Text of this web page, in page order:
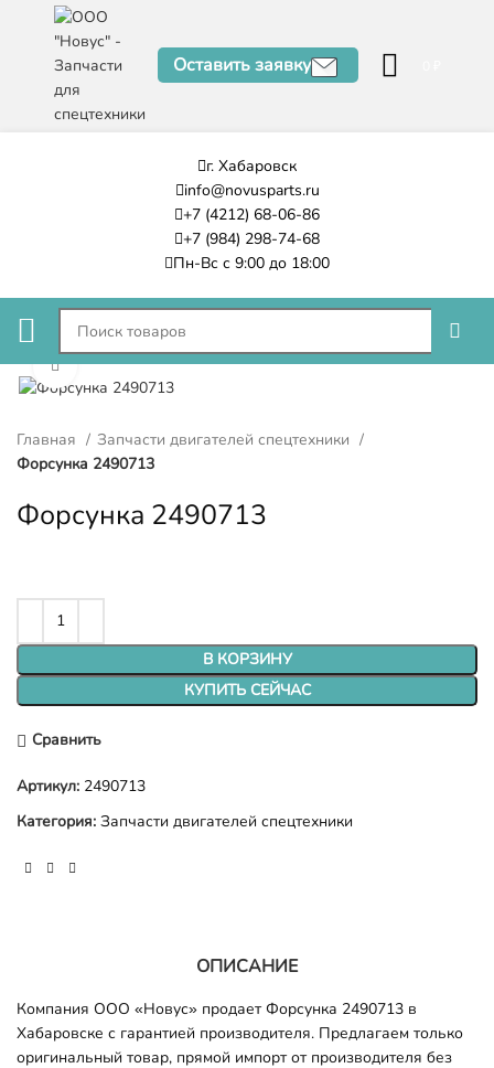
Оставить заявку
г. Хабаровск
info@novusparts.ru
+7 (4212) 68-06-86
+7 (984) 298-74-68
Пн-Вс с 9:00 до 18:00
Нажмите, чтобы увеличить
Главная
Запчасти двигателей спецтехники
Форсунка 2490713
Форсунка 2490713
В КОРЗИНУ
КУПИТЬ СЕЙЧАС
Сравнить
Артикул: 2490713
Категория: Запчасти двигателей спецтехники
ОПИСАНИЕ
Компания ООО «Новус» продает Форсунка 2490713 в
Хабаровске с гарантией производителя. Предлагаем только
оригинальный товар, прямой импорт от производителя без